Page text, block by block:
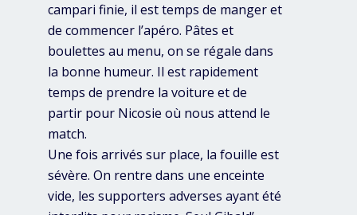
campari finie, il est temps de manger et
de commencer l’apéro. Pâtes et
boulettes au menu, on se régale dans
la bonne humeur. Il est rapidement
temps de prendre la voiture et de
partir pour Nicosie où nous attend le
match.
Une fois arrivés sur place, la fouille est
sévère. On rentre dans une enceinte
vide, les supporters adverses ayant été